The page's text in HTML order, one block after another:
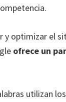
y optimizar el
ofrece un
utilizan